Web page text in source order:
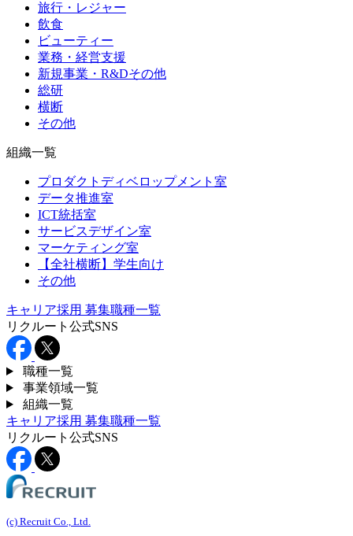
旅行・レジャー
飲食
ビューティー
業務・経営支援
新規事業・R&Dその他
総研
横断
その他
組織一覧
プロダクトディベロップメント室
データ推進室
ICT統括室
サービスデザイン室
マーケティング室
【全社横断】学生向け
その他
キャリア採用 募集職種一覧
リクルート公式SNS
職種一覧
事業領域一覧
組織一覧
キャリア採用 募集職種一覧
リクルート公式SNS
(c) Recruit Co., Ltd.